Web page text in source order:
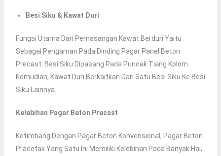
Besi Siku & Kawat Duri
Fungsi Utama Dari Pemasangan Kawat Berduri Yaitu
Sebagai Pengaman Pada Dinding Pagar Panel Beton
Precast. Besi Siku Dipasang Pada Puncak Tiang Kolom.
Kemudian, Kawat Duri Berkaitkan Dari Satu Besi Siku Ke Besi
Siku Lainnya.
Kelebihan Pagar Beton Precast
Ketimbang Dengan Pagar Beton Konvensional, Pagar Beton
Pracetak Yang Satu Ini Memiliki Kelebihan Pada Banyak Hal,